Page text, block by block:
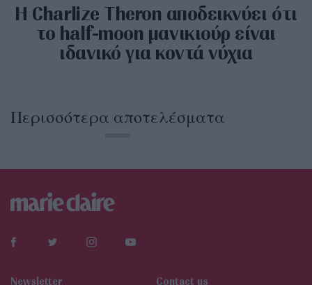
Η Charlize Theron αποδεικνύει ότι
το half-moon μανικιούρ είναι
ιδανικό για κοντά νύχια
Περισσότερα αποτελέσματα
Newsletter Contact us